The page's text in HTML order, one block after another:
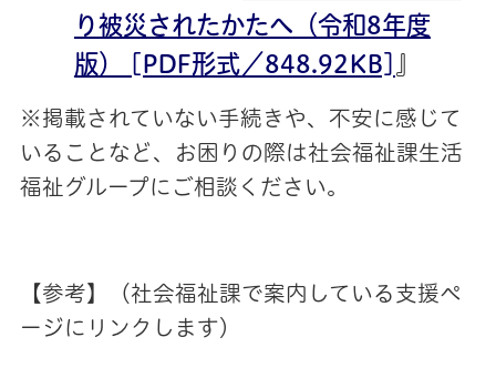
り被災されたかたへ（令和8年度
版） [PDF形式／848.92KB] 』
※掲載されていない手続きや、不安に感じて
いることなど、お困りの際は社会福祉課生活
福祉グループにご相談ください。
【参考】（社会福祉課で案内している支援ペ
ージにリンクします）